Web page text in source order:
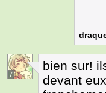
7
bien sur!
devant